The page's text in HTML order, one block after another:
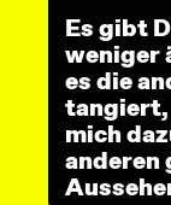
Es gibt
weniger
es die
tangiert,
mich
anderen